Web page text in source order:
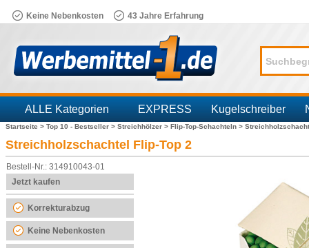
Keine Nebenkosten 43 Jahre Erfahrung
ALLE Kategorien EXPRESS Kugelschreiber
Branchen
Startseite > Top 10 - Bestseller > Streichhölzer > Flip-Top-Schachteln >
Streichholzschachtel Flip-Top 2
Bestell-Nr.: 314910043-01
Jetzt kaufen
Korrekturabzug
Keine Nebenkosten